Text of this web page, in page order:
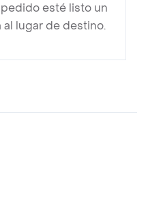
esté listo un
lugar de destino.